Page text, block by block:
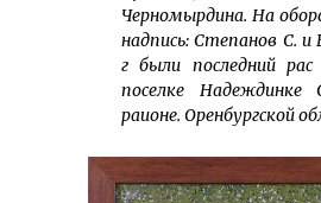
Черномырдина. На
надпись: Степанов С. и
г были последний
поселке Надеждинке
раионе. Оренбургской